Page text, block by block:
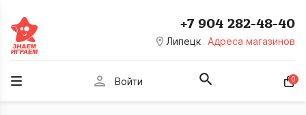
room Липецк Адреса магазинов
+7 904 282-48-40
person Войти 0